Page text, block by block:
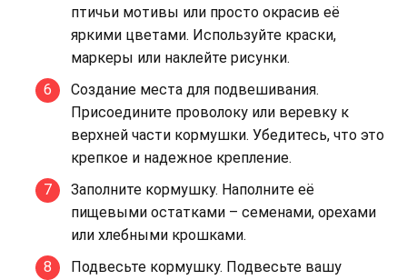
птичьи мотивы или просто окрасив её
яркими цветами. Используйте краски,
маркеры или наклейте рисунки.
Создание места для подвешивания.
Присоедините проволоку или веревку к
верхней части кормушки. Убедитесь, что это
крепкое и надежное крепление.
Заполните кормушку. Наполните её
пищевыми остатками – семенами, орехами
или хлебными крошками.
Подвесьте кормушку. Подвесьте вашу